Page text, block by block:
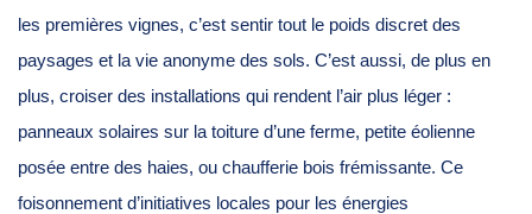
les premières vignes, c’est sentir tout le poids discret des
paysages et la vie anonyme des sols. C’est aussi, de plus en
plus, croiser des installations qui rendent l’air plus léger :
panneaux solaires sur la toiture d’une ferme, petite éolienne
posée entre des haies, ou chaufferie bois frémissante. Ce
foisonnement d’initiatives locales pour les énergies